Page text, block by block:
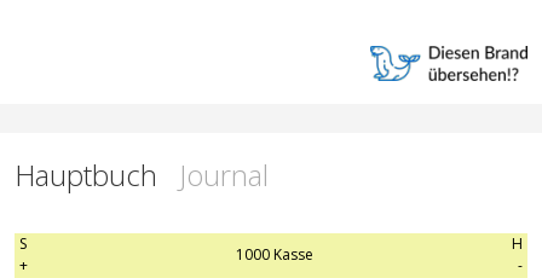
Hauptbuch Journal
S
+
1000 Kasse
H
-